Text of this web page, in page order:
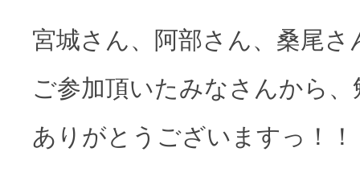
宮城さん、阿部さん、桑尾さ
ご参加頂いたみなさんから
ありがとうございますっ！！